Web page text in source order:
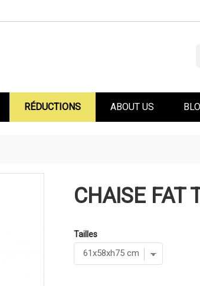
RÉDUCTIONS ABOUT US
CHAISE FAT
Tailles